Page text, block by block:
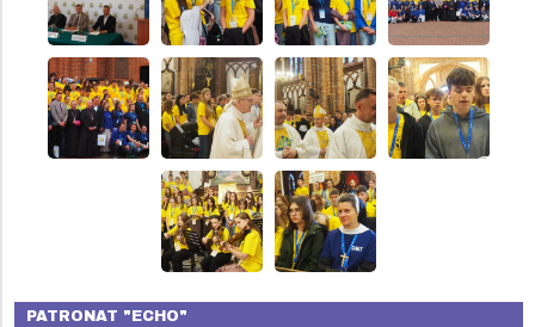
PATRONAT "ECHO"